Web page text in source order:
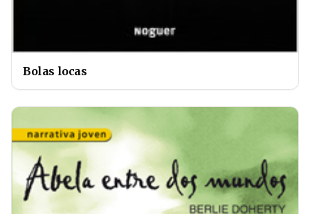
Bolas locas